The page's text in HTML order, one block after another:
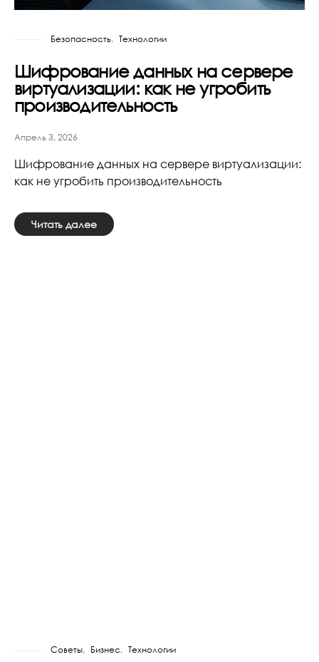
Безопасность Технологии
Шифрование данных на сервере
виртуализации: как не угробить
производительность
Апрель 3, 2026
Шифрование данных на сервере виртуализации:
как не угробить производительность
Читать далее
Советы Бизнес Технологии